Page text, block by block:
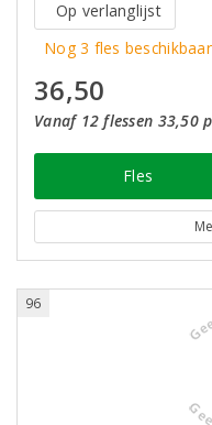
Op verlanglijst
Nog 3 fles beschikbaar
36,50
Vanaf 12 flessen 33,50
Fles
96